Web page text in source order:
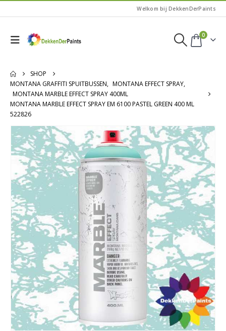
Welkom bij DekkenDerPaints
0
SHOP
MONTANA GRAFFITI SPUITBUSSEN, MONTANA EFFECT SPRAY,
MONTANA MARBLE EFFECT SPRAY 400ML
MONTANA MARBLE EFFECT SPRAY EM 6100 PASTEL GREEN 400 ML
522826